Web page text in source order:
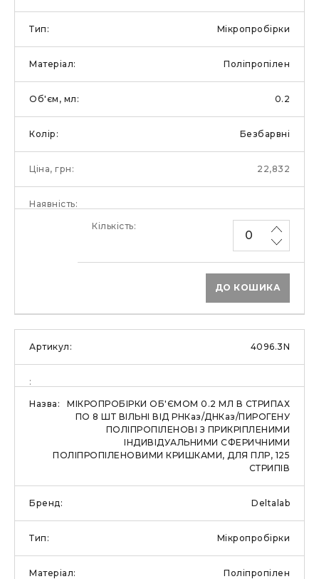
Мікропробірки
Поліпропілен
0.2
Безбарвні
22,832
ДО КОШИКА
4096.3N
МІКРОПРОБІРКИ ОБ'ЄМОМ 0.2 МЛ В СТРИПАХ
ПО 8 ШТ ВІЛЬНІ ВІД РНКаз/ДНКаз/ПИРОГЕНУ
ПОЛІПРОПІЛЕНОВІ З ПРИКРІПЛЕНИМИ
ІНДИВІДУАЛЬНИМИ СФЕРИЧНИМИ
ПОЛІПРОПІЛЕНОВИМИ КРИШКАМИ, ДЛЯ ПЛР, 125
СТРИПІВ
Deltalab
Мікропробірки
Поліпропілен